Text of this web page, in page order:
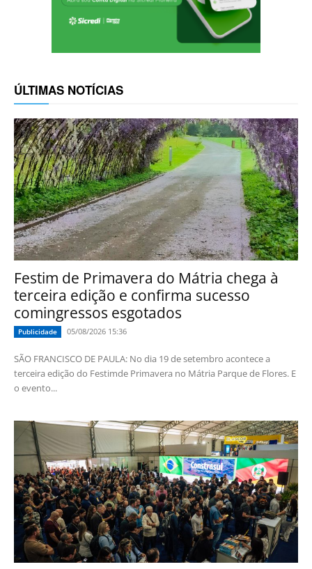
ÚLTIMAS NOTÍCIAS
Festim de Primavera do Mátria chega à
terceira edição e confirma sucesso
comingressos esgotados
Publicidade 05/08/2026 15:36
SÃO FRANCISCO DE PAULA: No dia 19 de setembro acontece a
terceira edição do Festimde Primavera no Mátria Parque de Flores. E
o evento...